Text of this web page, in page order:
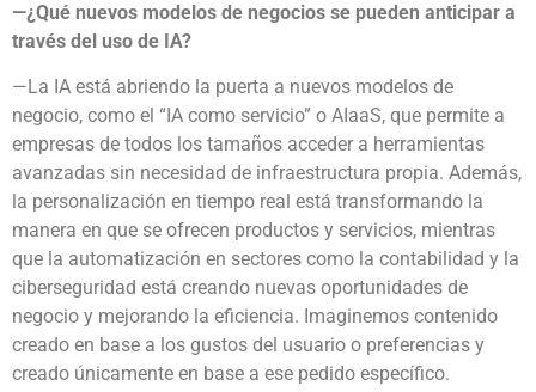
—¿Qué nuevos modelos de negocios se pueden anticipar a
través del uso de IA?
—La IA está abriendo la puerta a nuevos modelos de
negocio, como el “IA como servicio” o AIaaS, que permite a
empresas de todos los tamaños acceder a herramientas
avanzadas sin necesidad de infraestructura propia. Además,
la personalización en tiempo real está transformando la
manera en que se ofrecen productos y servicios, mientras
que la automatización en sectores como la contabilidad y la
ciberseguridad está creando nuevas oportunidades de
negocio y mejorando la eficiencia. Imaginemos contenido
creado en base a los gustos del usuario o preferencias y
creado únicamente en base a ese pedido específico.